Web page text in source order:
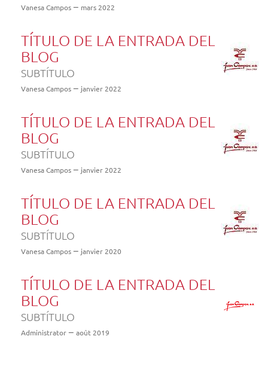
Vanesa Campos mars 2022
TÍTULO DE LA ENTRADA DEL
BLOG
SUBTÍTULO
Vanesa Campos janvier 2022
TÍTULO DE LA ENTRADA DEL
BLOG
SUBTÍTULO
Vanesa Campos janvier 2022
TÍTULO DE LA ENTRADA DEL
BLOG
SUBTÍTULO
Vanesa Campos janvier 2020
TÍTULO DE LA ENTRADA DEL
BLOG
SUBTÍTULO
Administrator août 2019